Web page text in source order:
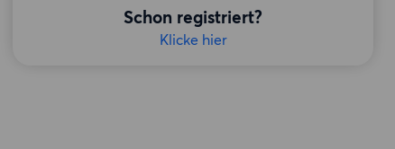
Schon registriert?
Klicke hier